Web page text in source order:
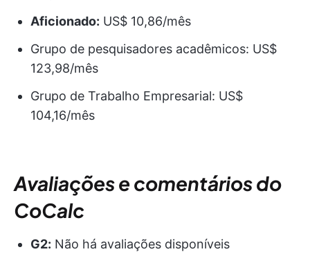
Aficionado: US$ 10,86/mês
Grupo de pesquisadores acadêmicos: US$
123,98/mês
Grupo de Trabalho Empresarial: US$
104,16/mês
Avaliações e comentários do
CoCalc
G2: Não há avaliações disponíveis